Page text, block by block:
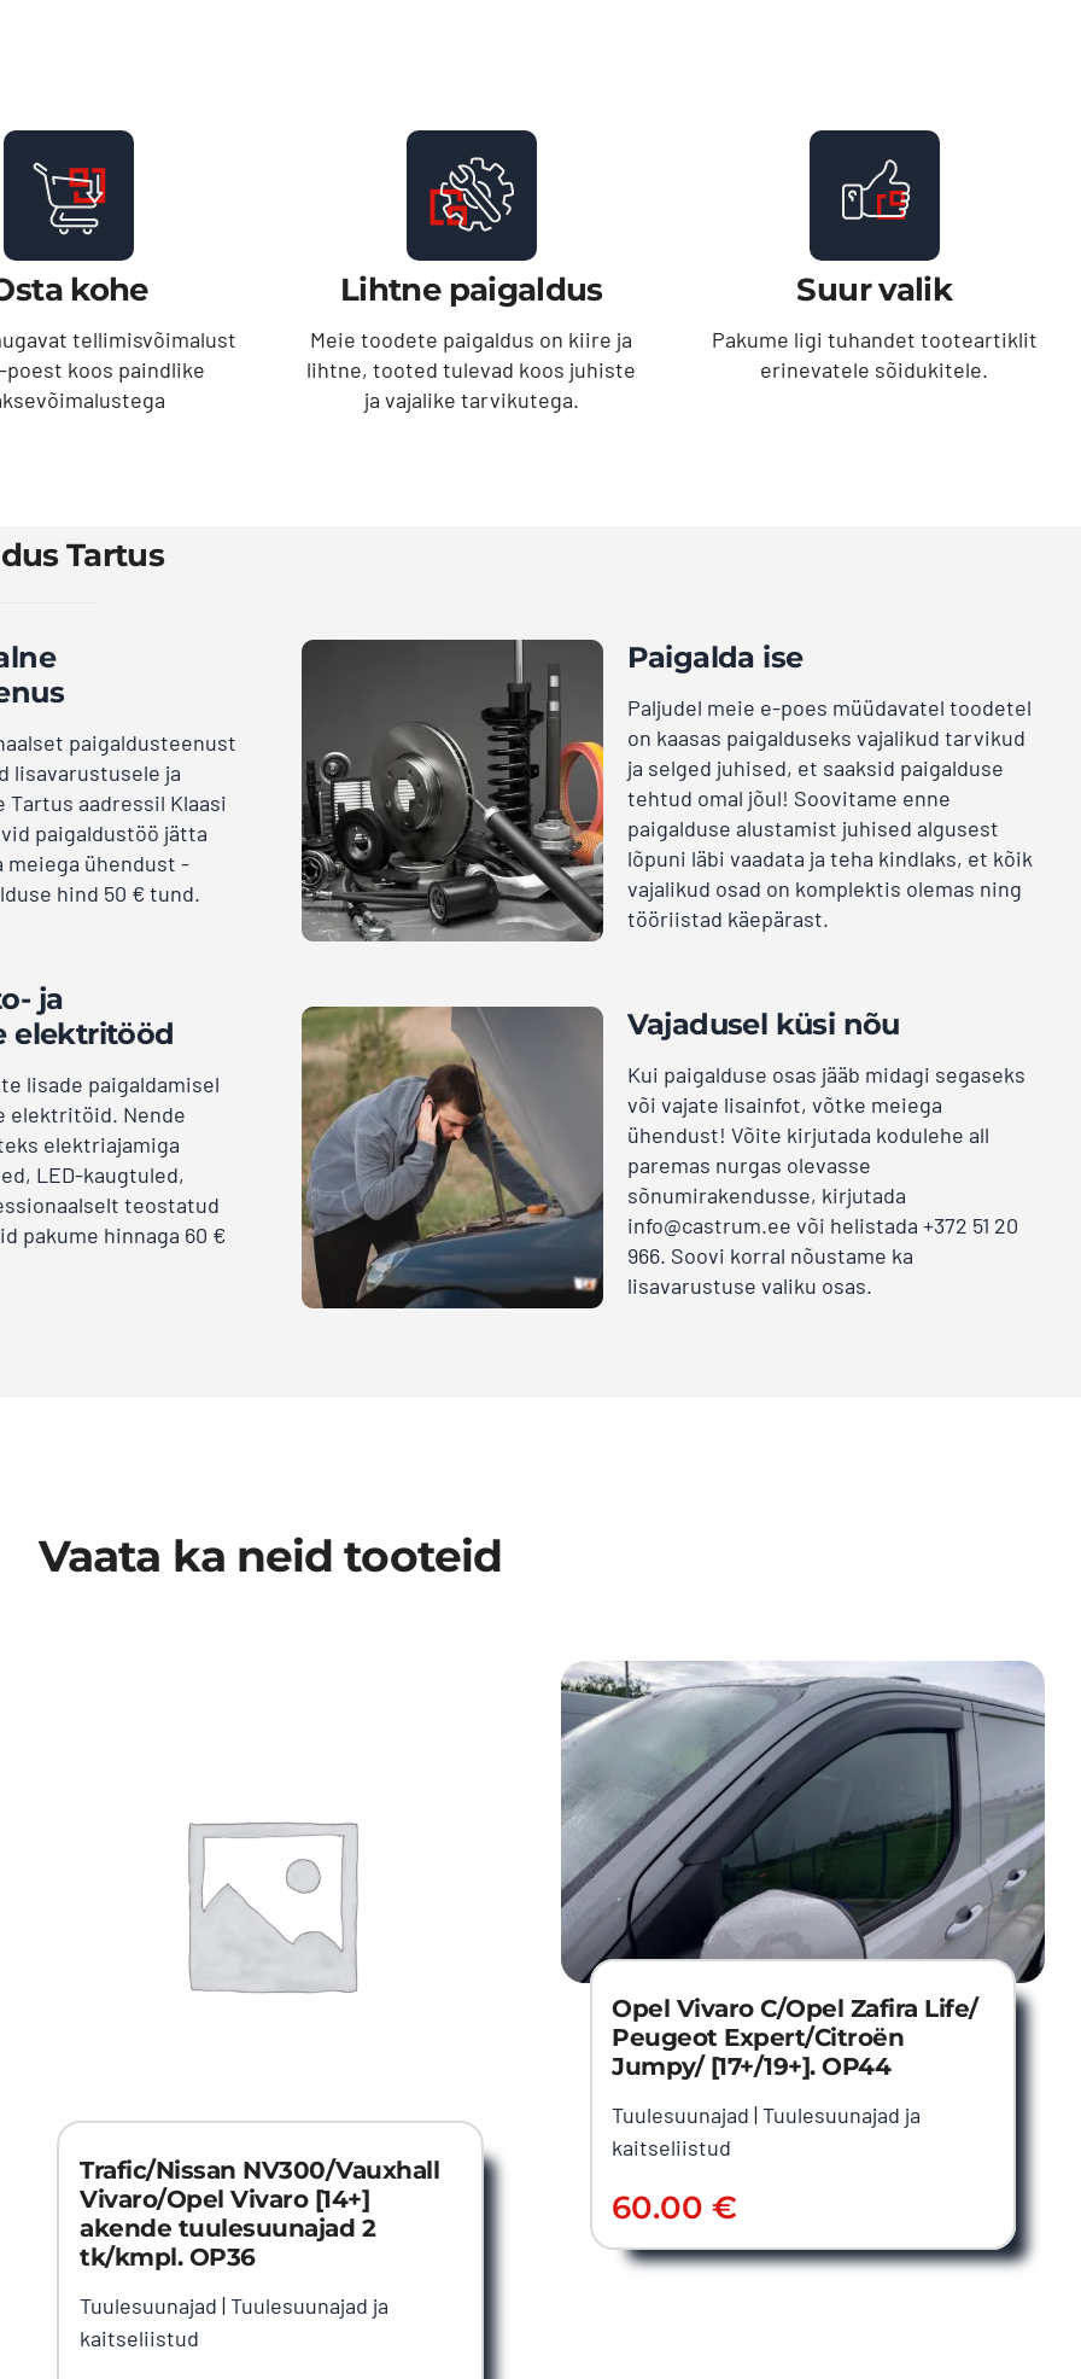
kohe
tellimisvõimalust
poest koos paindlike
Lihtne paigaldus
Meie toodete paigaldus on kiire ja
lihtne, tooted tulevad koos juhiste
ja vajalike tarvikutega.
Suur valik
Pakume ligi tuhandet tooteartiklit
erinevatele sõidukitele.
Tartus
paigaldusteenust
lisavarustusele ja
aadressil Klaasi
paigaldustöö jätta
meiega ühendust -
hind 50 € tund.
ja
elektritööd
lisade paigaldamisel
elektritöid. Nende
elektriajamiga
LED-kaugtuled,
teostatud
pakume hinnaga 60 €
Paigalda ise
Paljudel meie e-poes müüdavatel toodetel
on kaasas paigalduseks vajalikud tarvikud
ja selged juhised, et saaksid paigalduse
tehtud omal jõul! Soovitame enne
paigalduse alustamist juhised algusest
lõpuni läbi vaadata ja teha kindlaks, et kõik
vajalikud osad on komplektis olemas ning
tööriistad käepärast.
Vajadusel küsi nõu
Kui paigalduse osas jääb midagi segaseks
või vajate lisainfot, võtke meiega
ühendust! Võite kirjutada kodulehe all
paremas nurgas olevasse
sõnumirakendusse, kirjutada
info@castrum.ee või helistada +372 51 20
966. Soovi korral nõustame ka
lisavarustuse valiku osas.
Vaata ka neid tooteid
Trafic/Nissan NV300/Vauxhall
Vivaro/Opel Vivaro [14+]
akende tuulesuunajad 2
tk/kmpl. OP36
Tuulesuunajad |Tuulesuunajad ja
kaitseliistud
Opel Vivaro C/Opel Zafira Life/
Peugeot Expert/Citroën
Jumpy/ [17+/19+]. OP44
Tuulesuunajad |Tuulesuunajad ja
kaitseliistud
60.00€